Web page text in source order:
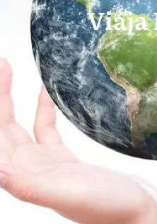
Viaja